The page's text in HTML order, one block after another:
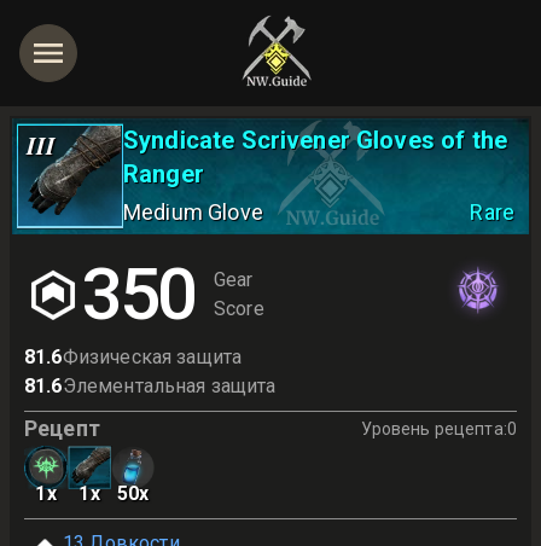
III
Syndicate Scrivener Gloves of the
Ranger
Medium Glove Rare
350
Gear
Score
81.6Физическая защита
81.6Элементальная защита
Рецепт Уровень рецепта:0
1x 1x 50x